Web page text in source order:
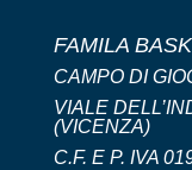
FAMILA
CAMPO DI
VIALE
(VICENZA)
C.F. E P. IVA